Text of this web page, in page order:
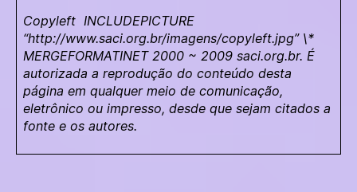
Copyleft INCLUDEPICTURE
“http://www.saci.org.br/imagens/copyleft.jpg” \*
MERGEFORMATINET 2000 ~ 2009 saci.org.br. É
autorizada a reprodução do conteúdo desta
página em qualquer meio de comunicação,
eletrônico ou impresso, desde que sejam citados a
fonte e os autores.